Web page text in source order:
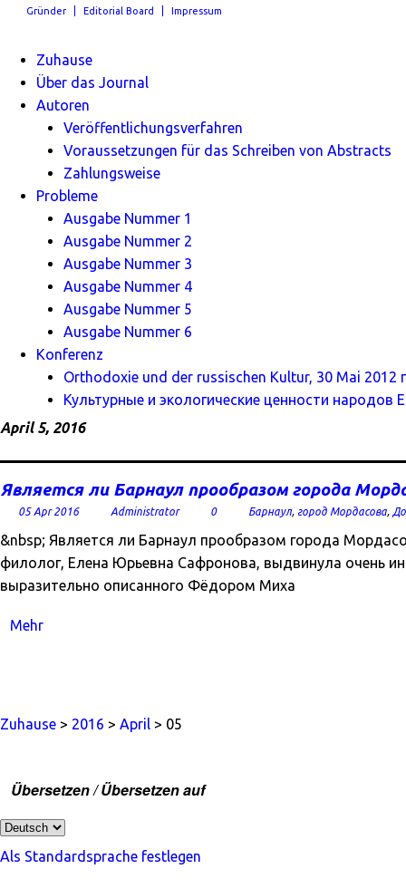
Gründer Editorial Board Impressum
Zuhause
Über das Journal
Autoren
Veröffentlichungsverfahren
Voraussetzungen für das Schreiben von Abstracts
Zahlungsweise
Probleme
Ausgabe Nummer 1
Ausgabe Nummer 2
Ausgabe Nummer 3
Ausgabe Nummer 4
Ausgabe Nummer 5
Ausgabe Nummer 6
Konferenz
Orthodoxie und der russischen Kultur, 30 Mai 2012
Культурные и экологические ценности народов
April 5, 2016
Является ли Барнаул прообразом города
05 Apr 2016 Administrator 0 Барнаул, город Мордасова,
&nbsp; Является ли Барнаул прообразом города
филолог, Елена Юрьевна Сафронова, выдвинула очень
выразительно описанного Фёдором Миха
Mehr
Zuhause > 2016 > April > 05
Übersetzen / Übersetzen auf
Als Standardsprache festlegen